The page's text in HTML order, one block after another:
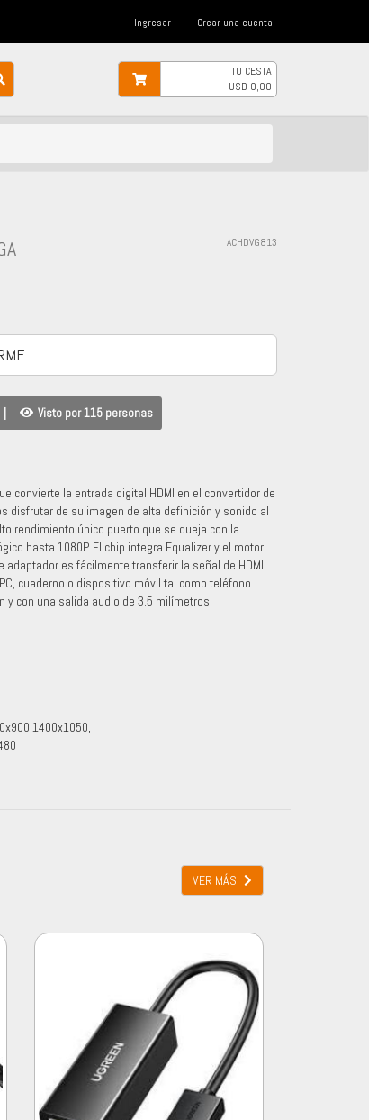
Ingresar | Crear una cuenta
TU CESTA
USD 0,00
ACHDVG813
Visto por 115 personas
convierte la entrada digital HDMI en el convertidor de
disfrutar de su imagen de alta definición y sonido al
rendimiento único puerto que se queja con la
hasta 1080P. El chip integra Equalizer y el motor
adaptador es fácilmente transferir la señal de HDMI
cuaderno o dispositivo móvil tal como teléfono
y con una salida audio de 3.5 milímetros.
VER MÁS